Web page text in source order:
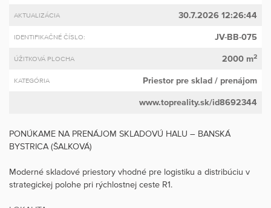
AKTUALIZÁCIA 30.7.2026 12:26:44
IDENTIFIKAČNÉ ČÍSLO: JV-BB-075
ÚŽITKOVÁ PLOCHA 2000 m2
KATEGÓRIA Priestor pre sklad / prenájom
www.topreality.sk/id8692344
PONÚKAME NA PRENÁJOM SKLADOVÚ HALU – BANSKÁ
BYSTRICA (ŠALKOVÁ)
Moderné skladové priestory vhodné pre logistiku a distribúciu v
strategickej polohe pri rýchlostnej ceste R1.